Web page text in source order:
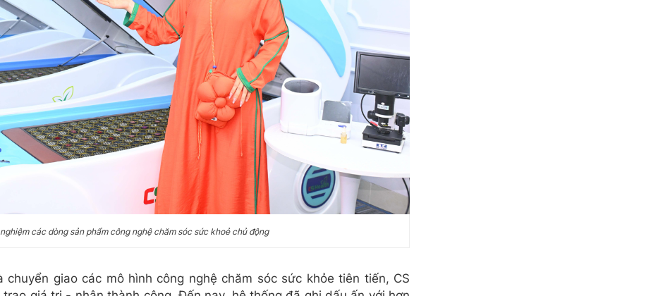
các dòng sản phẩm công nghệ chăm sóc sức khoẻ chủ động
giao các mô hình công nghệ chăm sóc sức khỏe tiên tiến, CS